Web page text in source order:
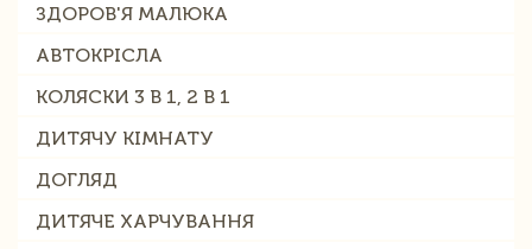
ЗДОРОВ'Я МАЛЮКА
АВТОКРІСЛА
КОЛЯСКИ 3 В 1, 2 В 1
ДИТЯЧУ КІМНАТУ
ДОГЛЯД
ДИТЯЧЕ ХАРЧУВАННЯ